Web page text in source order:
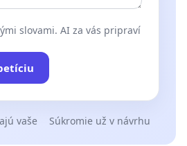
slovami. AI za vás pripraví
vaše Súkromie už v návrhu